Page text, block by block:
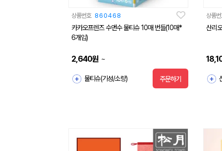
상품번호 860468
카카오프렌즈 수앤수 물티슈 10매 번들(10매*
6개입)
2,640원 ~
물티슈(기성/소량) 주문하기
상품
산리